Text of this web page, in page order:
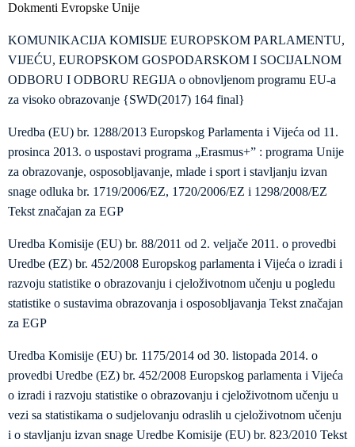
Dokmenti Evropske Unije
KOMUNIKACIJA KOMISIJE EUROPSKOM PARLAMENTU,
VIJEĆU, EUROPSKOM GOSPODARSKOM I SOCIJALNOM
ODBORU I ODBORU REGIJA o obnovljenom programu EU-a
za visoko obrazovanje {SWD(2017) 164 final}
Uredba (EU) br. 1288/2013 Europskog Parlamenta i Vijeća od 11.
prosinca 2013. o uspostavi programa „Erasmus+” : programa Unije
za obrazovanje, osposobljavanje, mlade i sport i stavljanju izvan
snage odluka br. 1719/2006/EZ, 1720/2006/EZ i 1298/2008/EZ
Tekst značajan za EGP
Uredba Komisije (EU) br. 88/2011 od 2. veljače 2011. o provedbi
Uredbe (EZ) br. 452/2008 Europskog parlamenta i Vijeća o izradi i
razvoju statistike o obrazovanju i cjeloživotnom učenju u pogledu
statistike o sustavima obrazovanja i osposobljavanja Tekst značajan
za EGP
Uredba Komisije (EU) br. 1175/2014 оd 30. listopada 2014. o
provedbi Uredbe (EZ) br. 452/2008 Europskog parlamenta i Vijeća
o izradi i razvoju statistike o obrazovanju i cjeloživotnom učenju u
vezi sa statistikama o sudjelovanju odraslih u cjeloživotnom učenju
i o stavljanju izvan snage Uredbe Komisije (EU) br. 823/2010 Tekst